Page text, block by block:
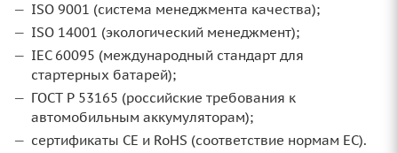
ISO 9001 (система менеджмента качества);
ISO 14001 (экологический менеджмент);
IEC 60095 (международный стандарт для
стартерных батарей);
ГОСТ Р 53165 (российские требования к
автомобильным аккумуляторам);
сертификаты CE и RoHS (соответствие нормам ЕС).